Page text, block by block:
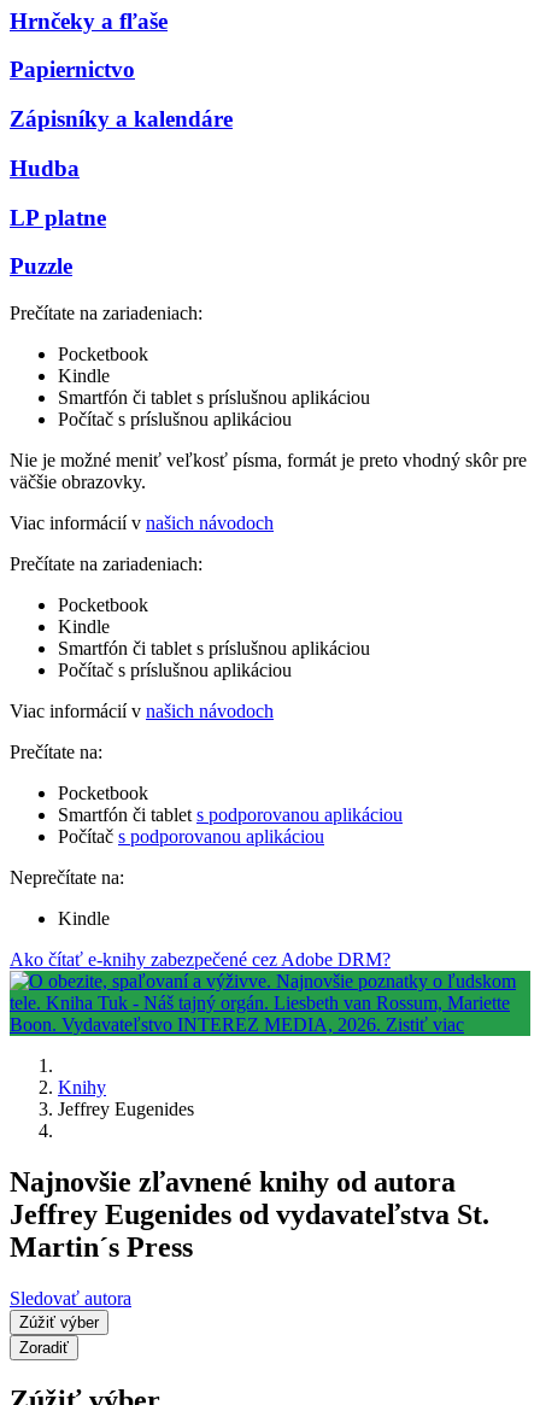
Hrnčeky a fľaše
Papiernictvo
Zápisníky a kalendáre
Hudba
LP platne
Puzzle
Prečítate na zariadeniach:
Pocketbook
Kindle
Smartfón či tablet s príslušnou aplikáciou
Počítač s príslušnou aplikáciou
Nie je možné meniť veľkosť písma, formát je preto vhodný skôr pre
väčšie obrazovky.
Viac informácií v našich návodoch
Prečítate na zariadeniach:
Pocketbook
Kindle
Smartfón či tablet s príslušnou aplikáciou
Počítač s príslušnou aplikáciou
Viac informácií v našich návodoch
Prečítate na:
Pocketbook
Smartfón či tablet s podporovanou aplikáciou
Počítač s podporovanou aplikáciou
Neprečítate na:
Kindle
Ako čítať e-knihy zabezpečené cez Adobe DRM?
Knihy
Jeffrey Eugenides
Najnovšie zľavnené knihy od autora
Jeffrey Eugenides od vydavateľstva St.
Martin´s Press
Sledovať autora
Zúžiť výber
Zoradiť